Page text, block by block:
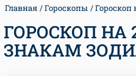
Главная Гороскопы Гороскоп
ГОРОСКОП НА
ЗНАКАМ